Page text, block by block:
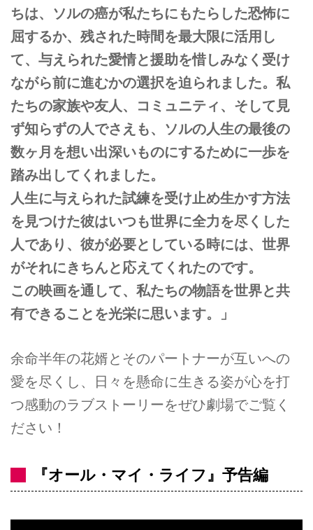
ちは、ソルの癌が私たちにもたらした恐怖に
屈するか、残された時間を最大限に活用し
て、与えられた愛情と援助を惜しみなく受け
ながら前に進むかの選択を迫られました。私
たちの家族や友人、コミュニティ、そして見
ず知らずの人でさえも、ソルの人生の最後の
数ヶ月を想い出深いものにするために一歩を
踏み出してくれました。
人生に与えられた試練を受け止め生かす方法
を見つけた彼はいつも世界に全力を尽くした
人であり、彼が必要としている時には、世界
がそれにきちんと応えてくれたのです。
この映画を通して、私たちの物語を世界と共
有できることを光栄に思います。」
余命半年の花婿とそのパートナーが互いへの
愛を尽くし、日々を懸命に生きる姿が心を打
つ感動のラブストーリーをぜひ劇場でご覧く
ださい！
『オール・マイ・ライフ』予告編